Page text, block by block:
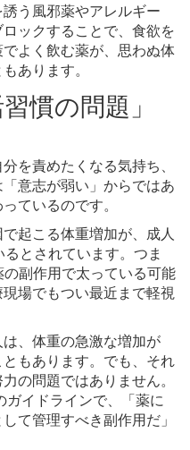
誘う風邪薬やアレルギー
ックすることで、食欲を
よく飲む薬が、思わぬ体
あります。
慣の問題」
を責めたくなる気持ち、
意志が弱い」からではあ
ているのです。
起こる体重増加が、成人
とされています。つま
副作用で太っている可能
場でもつい最近まで軽視
、体重の急激な増加が
ともあります。でも、それ
の問題ではありません。
イドラインで、「薬に
て管理すべき副作用だ」